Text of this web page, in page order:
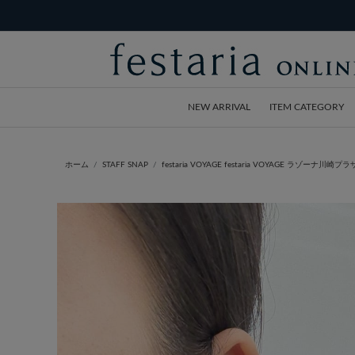
NEW ARRIVAL ITEM CATEGORY
ホーム STAFF SNAP festaria VOYAGE festaria VOYAGE ラゾーナ川崎プラ